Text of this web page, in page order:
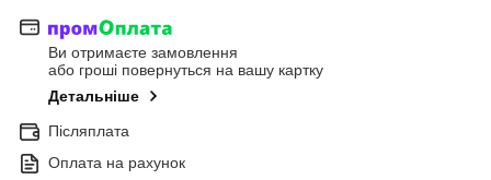
Ви отримаєте замовлення
або гроші повернуться на вашу картку
Детальніше
Післяплата
Оплата на рахунок